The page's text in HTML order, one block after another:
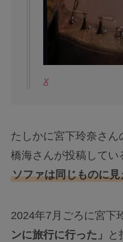
X
たしかに宮下玲奈さ
橋海さんが投稿してい
ソファは同じものに見
2024年7月ごろに宮下
ンに旅行に行った」
と